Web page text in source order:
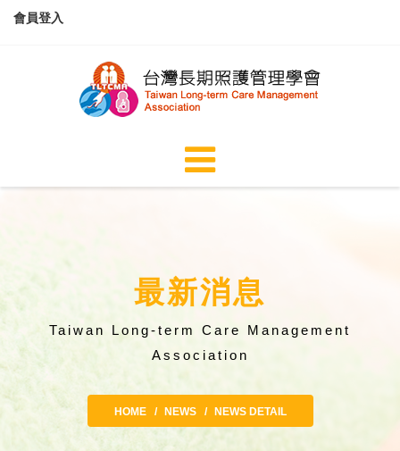
會員登入
最新消息
Taiwan Long-term Care Management
Association
HOME NEWS NEWS DETAIL